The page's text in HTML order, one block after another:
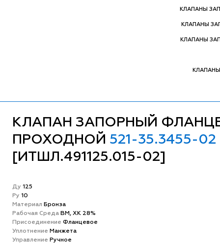
КЛАПАНЫ
КЛАПАНЫ
КЛАПАНЫ
КЛАПАН ЗАПОРНЫЙ
ПРОХОДНОЙ 521-35.3455-02
[ИТШЛ.491125.015-02]
Ду 125
Ру 10
Матeриал Бронза
Рабочая Среда ВМ, ХК 28%
Присоединение Фланцевое
Уплотнение Манжета
Управление Ручное